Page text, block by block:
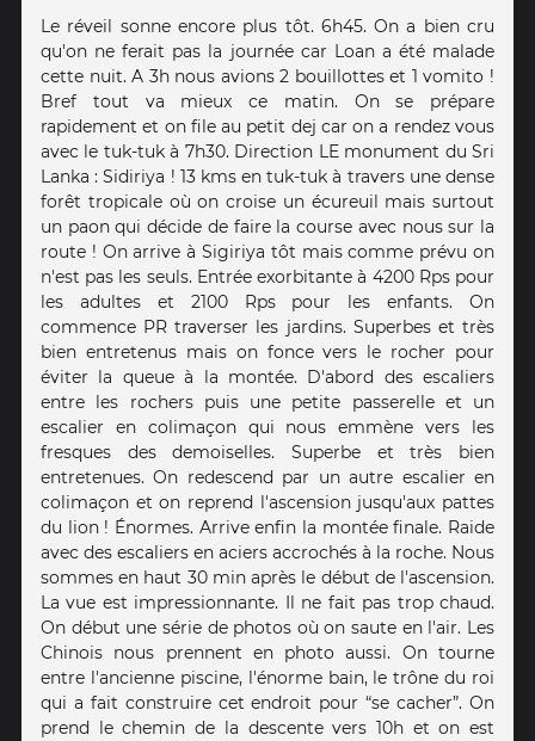
Le réveil sonne encore plus tôt. 6h45. On a bien cru
qu'on ne ferait pas la journée car Loan a été malade
cette nuit. A 3h nous avions 2 bouillottes et 1 vomito !
Bref tout va mieux ce matin. On se prépare
rapidement et on file au petit dej car on a rendez vous
avec le tuk-tuk à 7h30. Direction LE monument du Sri
Lanka : Sidiriya ! 13 kms en tuk-tuk à travers une dense
forêt tropicale où on croise un écureuil mais surtout
un paon qui décide de faire la course avec nous sur la
route ! On arrive à Sigiriya tôt mais comme prévu on
n'est pas les seuls. Entrée exorbitante à 4200 Rps pour
les adultes et 2100 Rps pour les enfants. On
commence PR traverser les jardins. Superbes et très
bien entretenus mais on fonce vers le rocher pour
éviter la queue à la montée. D'abord des escaliers
entre les rochers puis une petite passerelle et un
escalier en colimaçon qui nous emmène vers les
fresques des demoiselles. Superbe et très bien
entretenues. On redescend par un autre escalier en
colimaçon et on reprend l'ascension jusqu'aux pattes
du lion ! Énormes. Arrive enfin la montée finale. Raide
avec des escaliers en aciers accrochés à la roche. Nous
sommes en haut 30 min après le début de l'ascension.
La vue est impressionnante. Il ne fait pas trop chaud.
On début une série de photos où on saute en l'air. Les
Chinois nous prennent en photo aussi. On tourne
entre l'ancienne piscine, l'énorme bain, le trône du roi
qui a fait construire cet endroit pour “se cacher”. On
prend le chemin de la descente vers 10h et on est